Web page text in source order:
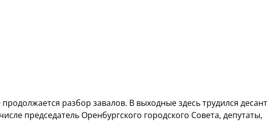
разбор завалов. В выходные здесь трудился десант
председатель Оренбургского городского Совета, депутаты,